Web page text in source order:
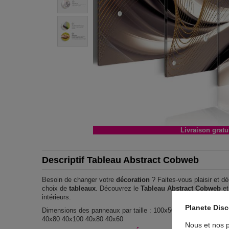
Livraison
Descriptif Tableau Abstract Cobweb
Besoin de changer votredécoration ? Faites-vous plaisir et
choix detableaux . Découvrez leTableau Abstract Cobweb
intérieurs.
Dimensions des panneaux par taille : 100x50 : 20x30 20x40
40x80 40x100 40x80 40x60
Planete
Nous et nos